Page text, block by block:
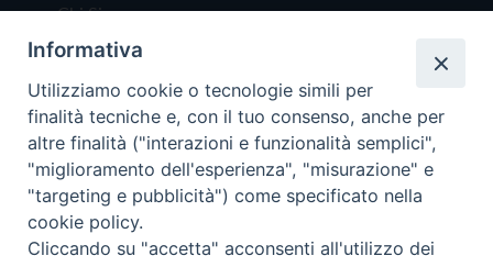
Chi Siamo
Redazione
Scrivici
Copyright © 2019 - Tutti i diritti riservati - Vita
Trentina Editrice
Informativa
Utilizziamo cookie o tecnologie simili per
finalità tecniche e, con il tuo consenso, anche per
altre finalità ("interazioni e funzionalità semplici",
"miglioramento dell'esperienza", "misurazione" e
"targeting e pubblicità") come specificato nella
cookie policy.
Cliccando su "accetta" acconsenti all'utilizzo dei